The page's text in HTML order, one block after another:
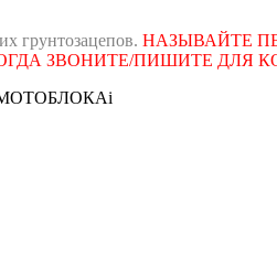
грунтозацепов. НАЗЫВАЙТЕ
ЗВОНИТЕ/ПИШИТЕ ДЛЯ
i